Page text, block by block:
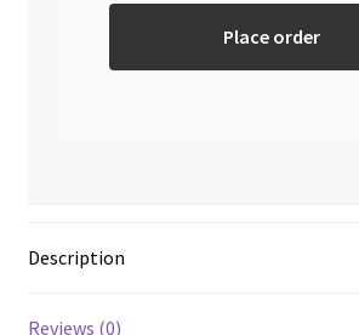
Place order
Description
Reviews (0)